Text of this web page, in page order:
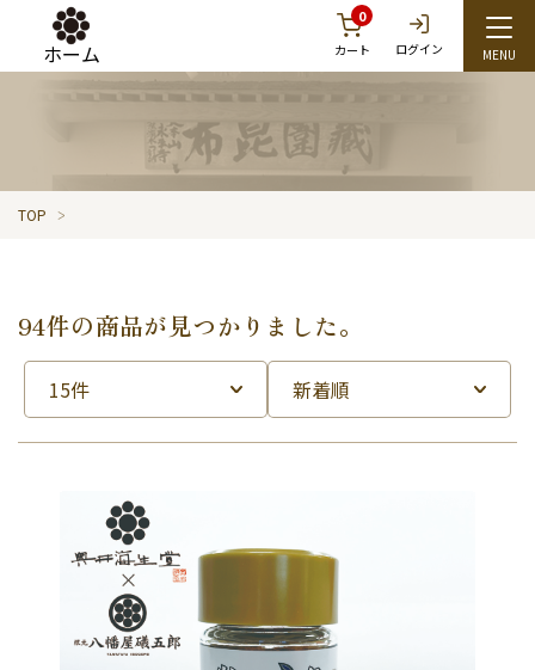
ホーム
0
カート ログイン
TOP
94件の商品が見つかりました。